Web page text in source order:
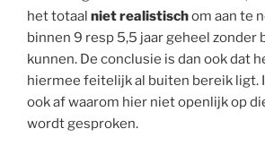
het totaal niet realistischom aan te
binnen 9 resp 5,5 jaar geheel zonder
kunnen. De conclusie is dan ook dat
hiermee feitelijk al buiten bereik ligt.
ook af waarom hier niet openlijk op
wordt gesproken.